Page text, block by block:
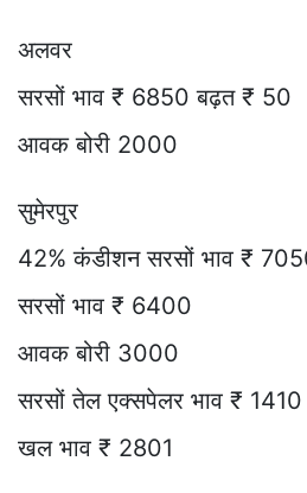
अलवर
सरसों भाव ₹ 6850 बढ़त ₹ 50
आवक बोरी 2000
सुमेरपुर
42% कंडीशन सरसों भाव ₹
सरसों भाव ₹ 6400
आवक बोरी 3000
सरसों तेल एक्सपेलर भाव ₹ 1410
खल भाव ₹ 2801